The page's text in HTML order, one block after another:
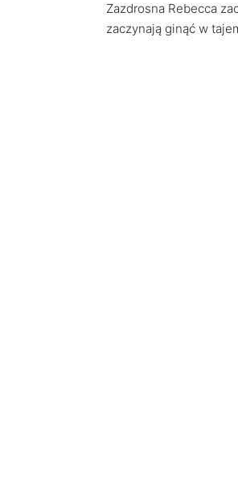
Zazdrosna Rebecca
zaczynają ginąć w